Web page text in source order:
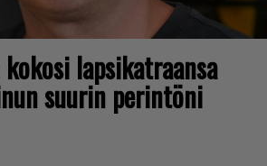
lapsikatraansa
suurin perintöni